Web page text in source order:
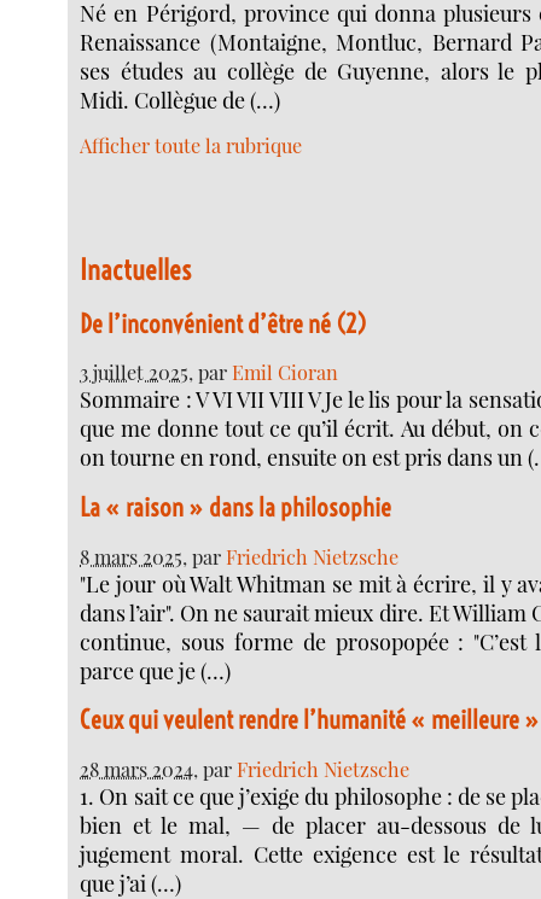
Né en Périgord, province qui donna plusieurs
Renaissance (Montaigne, Montluc, Bernard
ses études au collège de Guyenne, alors le
Midi. Collègue de (…)
Afficher toute la rubrique
Inactuelles
De l’inconvénient d’être né (2)
3 juillet 2025, parEmil Cioran
Sommaire : V VI VII VIII V Je le lis pour la
que me donne tout ce qu’il écrit. Au début, on
on tourne en rond, ensuite on est pris dans un
La « raison » dans la philosophie
8 mars 2025, parFriedrich Nietzsche
"Le jour où Walt Whitman se mit à écrire, il y
dans l’air". On ne saurait mieux dire. Et William
continue, sous forme de prosopopée : "C’est
parce que je (…)
Ceux qui veulent rendre l’humanité « meilleure »
28 mars 2024, parFriedrich Nietzsche
1. On sait ce que j’exige du philosophe : de se
bien et le mal, — de placer au-dessous de
jugement moral. Cette exigence est le
que j’ai (…)